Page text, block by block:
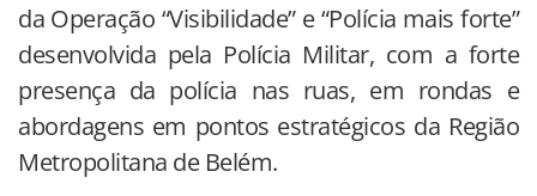
da Operação “Visibilidade” e “Polícia mais forte”
desenvolvida pela Polícia Militar, com a forte
presença da polícia nas ruas, em rondas e
abordagens em pontos estratégicos da Região
Metropolitana de Belém.